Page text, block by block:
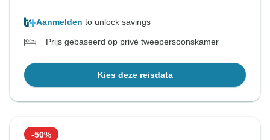
Aanmelden to unlock savings
Prijs gebaseerd op privé tweepersoonskamer
Kies deze reisdata
-50%